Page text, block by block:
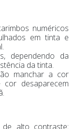
numéricos
em tinta e
dependendo da
da tinta.
manchar a cor
desaparecem
de alto contraste: